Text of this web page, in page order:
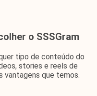
o SSSGram
tipo de conteúdo do
stories e reels de
vantagens que temos.